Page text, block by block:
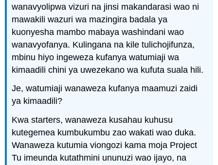
wanavyolipwa vizuri na jinsi makandarasi wao ni
mawakili wazuri wa mazingira badala ya
kuonyesha mambo mabaya washindani wao
wanavyofanya. Kulingana na kile tulichojifunza,
mbinu hiyo ingeweza kufanya watumiaji wa
kimaadili chini ya uwezekano wa kufuta suala hili.
Je, watumiaji wanaweza kufanya maamuzi zaidi
ya kimaadili?
Kwa starters, wanaweza kusahau kuhusu
kutegemea kumbukumbu zao wakati wao duka.
Wanaweza kutumia viongozi kama moja Project
Tu imeunda kutathmini ununuzi wao ijayo, na